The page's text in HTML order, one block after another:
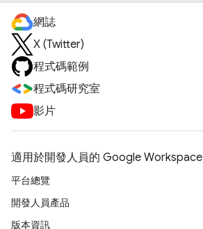
網誌
X (Twitter)
程式碼範例
程式碼研究室
影片
適用於開發人員的 Google Workspace
平台總覽
開發人員產品
版本資訊